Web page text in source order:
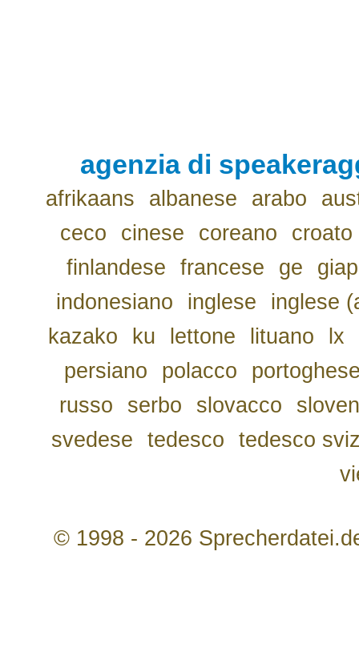
agenzia di
afrikaans albanese arabo
ceco
cinese coreano
croato
finlandese
francese ge
indonesiano
inglese
inglese
kazako
ku lettone lituano lx
persiano
polacco
russo
serbo slovacco
svedese
tedesco
tedesco
© 1998 - 2026